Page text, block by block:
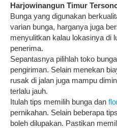
Harjowinangun Timur
Bunga yang digunakan
varian bunga, harganya juga
menyulitkan kalau lokasinya di
penerima.
Sepantasnya pilihlah toko
pengiriman. Selain menekan
rusak di jalan juga mampu
terlalu jauh.
Itulah tips memilih bunga dan
pernikahan. Selain beberapa
boleh dilupakan. Pastikan